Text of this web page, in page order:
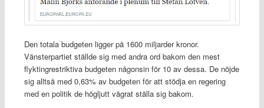
Den totala budgeten ligger på 1600 miljarder kronor.
Vänsterpartiet ställde sig med andra ord bakom den mest
flyktingrestriktiva budgeten någonsin för 10 av dessa. De nöjde
sig alltså med 0,63% av budgeten för att stödja en regering
med en politik de högljutt vägrat ställa sig bakom.